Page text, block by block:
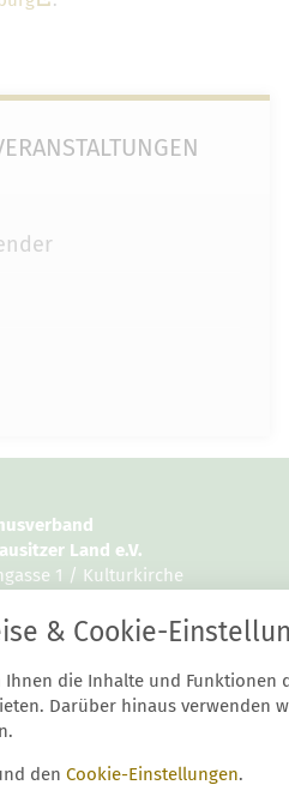
Land e.V.
1 / Kulturkirche
& Cookie-
Ihnen die Inhalte und Funktionen
Darüber hinaus verwenden
den Cookie-Einstellungen.